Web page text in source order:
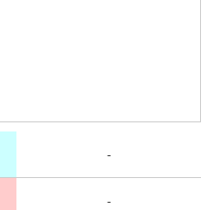
-
-